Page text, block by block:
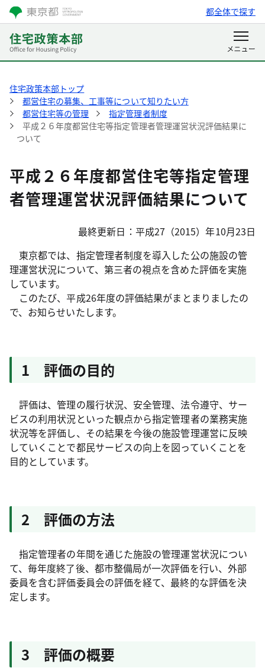
都全体で探す
住宅政策本部トップ
都営住宅の募集、工事等について知りたい方
都営住宅等の管理
指定管理者制度
平成２６年度都営住宅等指定管理者管理運営状況評価結果に
ついて
平成２６年度都営住宅等指定管理
者管理運営状況評価結果について
最終更新日：平成27（2015）年10月23日
東京都では、指定管理者制度を導入した公の施設の管
理運営状況について、第三者の視点を含めた評価を実施
しています。
このたび、平成26年度の評価結果がまとまりましたの
で、お知らせいたします。
1 評価の目的
評価は、管理の履行状況、安全管理、法令遵守、サー
ビスの利用状況といった観点から指定管理者の業務実施
状況等を評価し、その結果を今後の施設管理運営に反映
していくことで都民サービスの向上を図っていくことを
目的としています。
2 評価の方法
指定管理者の年間を通じた施設の管理運営状況につい
て、毎年度終了後、都市整備局が一次評価を行い、外部
委員を含む評価委員会の評価を経て、最終的な評価を決
定します。
3 評価の概要